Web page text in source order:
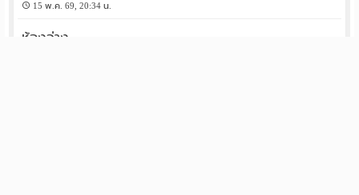
15 พ.ค. 69, 20:34 น.
ห้องว่าง